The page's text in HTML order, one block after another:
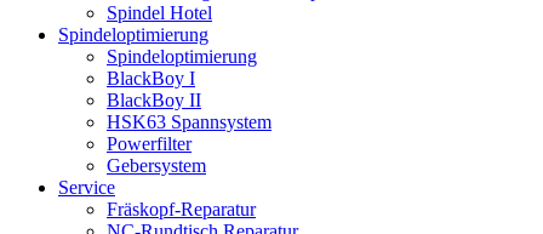
Spindel Hotel
Spindeloptimierung
Spindeloptimierung
BlackBoy I
BlackBoy II
HSK63 Spannsystem
Powerfilter
Gebersystem
Service
Fräskopf-Reparatur